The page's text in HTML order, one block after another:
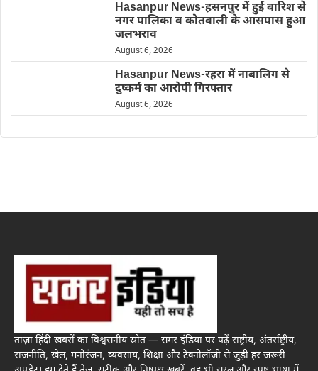
Hasanpur News-हसनपुर में हुई बारिश से
नगर पालिका व कोतवाली के आसपास हुआ
जलभराव
August 6, 2026
Hasanpur News-रहरा में नाबालिग से
दुष्कर्म का आरोपी गिरफ्तार
August 6, 2026
ताज़ा हिंदी खबरों का विश्वसनीय स्रोत — समर इंडिया पर पढ़ें राष्ट्रीय, अंतर्राष्ट्रीय,
राजनीति, खेल, मनोरंजन, व्यवसाय, शिक्षा और टेक्नोलॉजी से जुड़ी हर जरूरी